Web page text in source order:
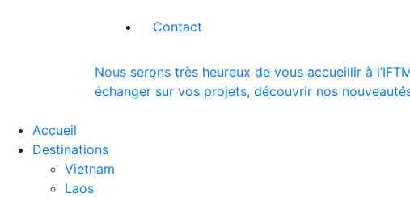
Contact
Nous serons très heureux de vous accueillir à
échanger sur vos projets, découvrir nos
Accueil
Destinations
Vietnam
Laos